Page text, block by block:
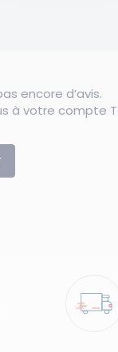
encore d’avis.
à votre compte